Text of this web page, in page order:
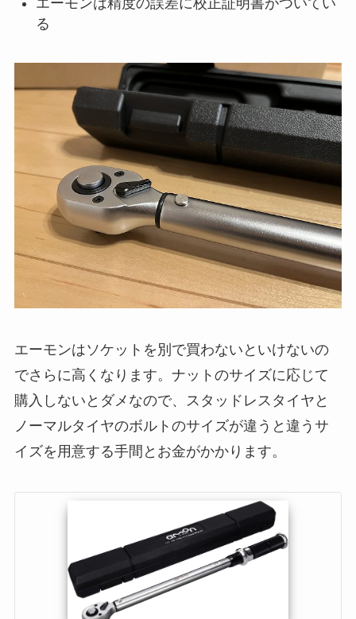
る
エーモンはソケットを別で買わないといけないの
でさらに高くなります。ナットのサイズに応じて
購入しないとダメなので、スタッドレスタイヤと
ノーマルタイヤのボルトのサイズが違うと違うサ
イズを用意する手間とお金がかかります。